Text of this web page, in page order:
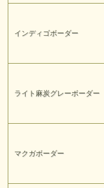
インディゴボーダー
ライト麻炭グレーボーダー
マクガボーダー